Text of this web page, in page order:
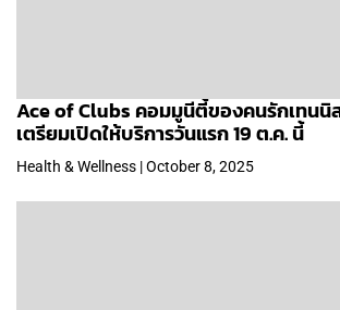
Ace of Clubs คอมมูนีตี้ของคนรักเทนนิ
เตรียมเปิดให้บริการวันแรก 19 ต.ค. นี้
Health & Wellness | October 8, 2025